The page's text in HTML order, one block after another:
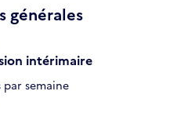
générales
intérimaire
semaine